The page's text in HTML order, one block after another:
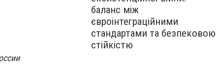
баланс між
євроінтеграційними
стандартами та безпековою
стійкістю